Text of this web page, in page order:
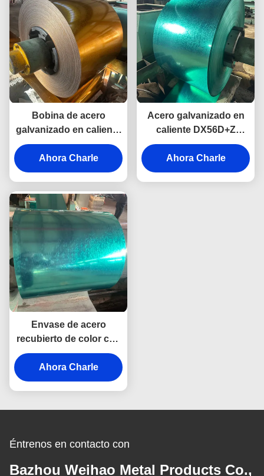
Bobina de acero
galvanizado en caliente
con recubrimiento de
zinc, bobina de acero
ppgi laminada en frío
Ahora Charle
Acero galvanizado en
caliente DX56D+Z
laminado en frío para
techos, automoción e
industria
Ahora Charle
Envase de acero
recubierto de color con
zinc en caliente Z20-
275g ASTM A653
Ahora Charle
Éntrenos en contacto con
Bazhou Weihao Metal Products Co.,